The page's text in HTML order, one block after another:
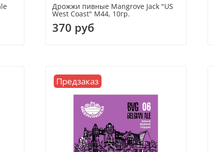
Дрожжи пивные Mangrove Jack "US
West Coast" M44, 10гр.
370 руб
Предзаказ